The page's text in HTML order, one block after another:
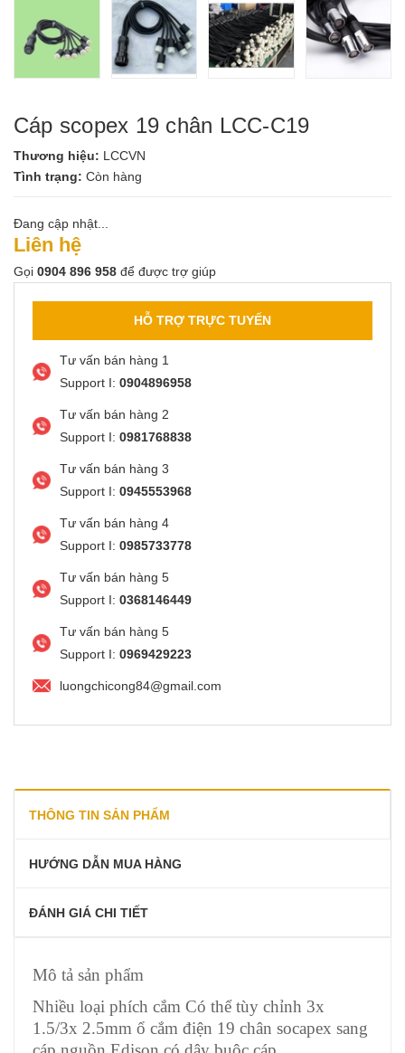
Cáp scopex 19 chân LCC-C19
Thương hiệu: LCCVN
Tình trạng: Còn hàng
Đang cập nhật...
Liên hệ
Gọi 0904 896 958 để được trợ giúp
HỖ TRỢ TRỰC TUYẾN
Tư vấn bán hàng 1
Support I: 0904896958
Tư vấn bán hàng 2
Support I: 0981768838
Tư vấn bán hàng 3
Support I: 0945553968
Tư vấn bán hàng 4
Support I: 0985733778
Tư vấn bán hàng 5
Support I: 0368146449
Tư vấn bán hàng 5
Support I: 0969429223
luongchicong84@gmail.com
THÔNG TIN SẢN PHẨM
HƯỚNG DẪN MUA HÀNG
ĐÁNH GIÁ CHI TIẾT
Mô tả sản phẩm
Nhiều loại phích cắm Có thể tùy chỉnh 3x
1.5/3x 2.5mm ổ cắm điện 19 chân socapex sang